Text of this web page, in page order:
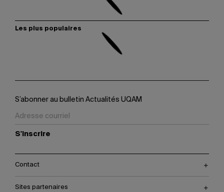
Les plus populaires
S’abonner au bulletin Actualités UQAM
S'inscrire
Contact
Sites partenaires